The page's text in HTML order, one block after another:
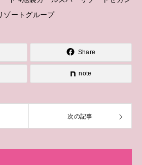
ゾートグループ
Share
note
次の記事